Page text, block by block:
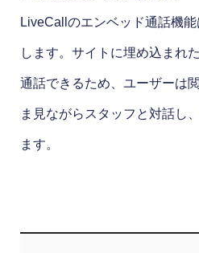
LiveCallのエンベッド通話機
します。サイトに埋め込まれ
通話できるため、ユーザーは
ま見ながらスタッフと対話し
ます。